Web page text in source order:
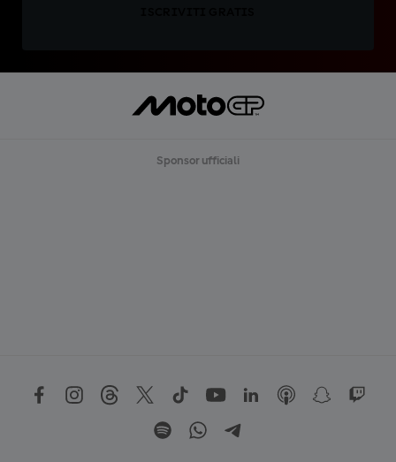
Sponsor ufficiali